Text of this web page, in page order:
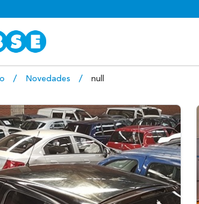
Novedades null